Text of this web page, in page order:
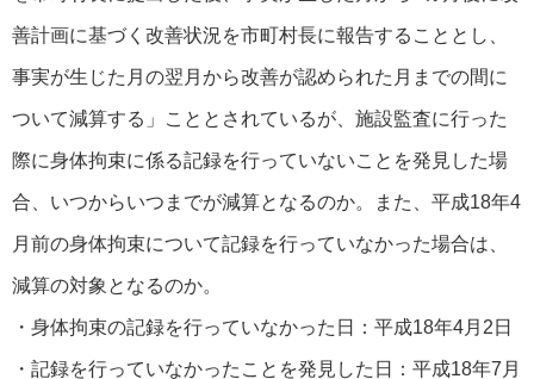
善計画に基づく改善状況を市町村長に報告することとし、
事実が生じた月の翌月から改善が認められた月までの間に
ついて減算する」こととされているが、施設監査に行った
際に身体拘束に係る記録を行っていないことを発見した場
合、いつからいつまでが減算となるのか。また、平成18年4
月前の身体拘束について記録を行っていなかった場合は、
減算の対象となるのか。
・身体拘束の記録を行っていなかった日：平成18年4月2日
・記録を行っていなかったことを発見した日：平成18年7月